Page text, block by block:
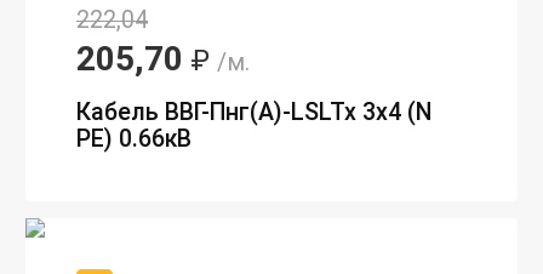
222,04
205,70 ₽ /м.
Кабель ВВГ-Пнг(А)-LSLTx 3х4 (N
PE) 0.66кВ